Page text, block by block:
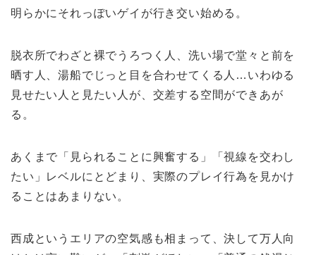
明らかにそれっぽいゲイが行き交い始める。
脱衣所でわざと裸でうろつく人、洗い場で堂々と前を
晒す人、湯船でじっと目を合わせてくる人…いわゆる
見せたい人と見たい人が、交差する空間ができあが
る。
あくまで「見られることに興奮する」「視線を交わし
たい」レベルにとどまり、実際のプレイ行為を見かけ
ることはあまりない。
西成というエリアの空気感も相まって、決して万人向